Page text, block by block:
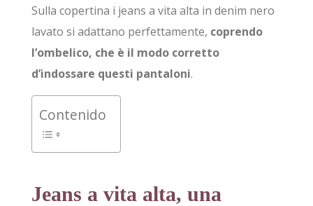
Sulla copertina i jeans a vita alta in denim nero
lavato si adattano perfettamente, coprendo
l’ombelico, che è il modo corretto
d’indossare questi pantaloni.
Contenido
Jeans a vita alta, una